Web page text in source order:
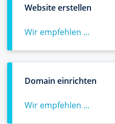
Website erstellen
Wir empfehlen ...
Domain einrichten
Wir empfehlen ...